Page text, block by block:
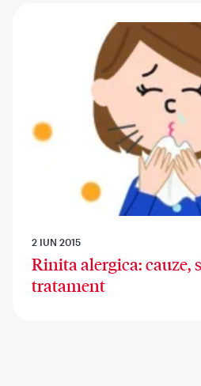
2 IUN 2015
Rinita alergica: cauze,
tratament